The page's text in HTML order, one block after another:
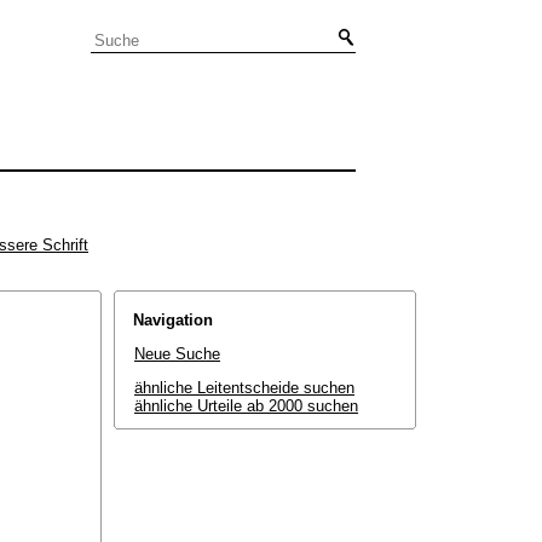
Schrift
Navigation
Neue Suche
ähnliche Leitentscheide suchen
ähnliche Urteile ab 2000 suchen